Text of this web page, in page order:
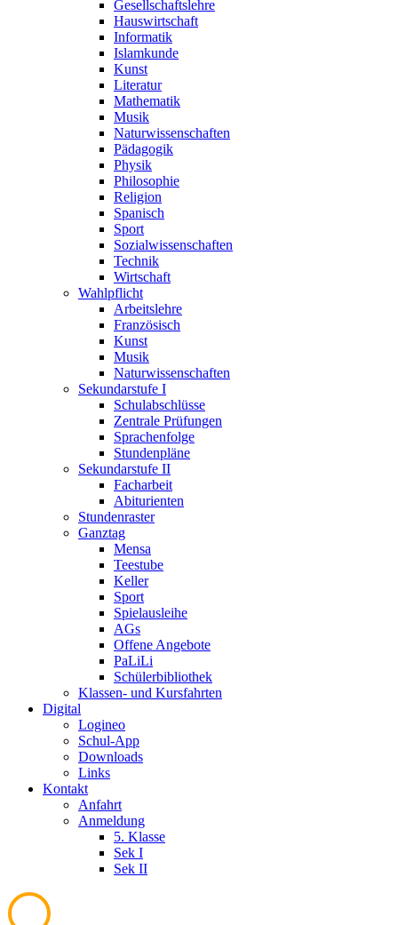
Gesellschaftslehre
Hauswirtschaft
Informatik
Islamkunde
Kunst
Literatur
Mathematik
Musik
Naturwissenschaften
Pädagogik
Physik
Philosophie
Religion
Spanisch
Sport
Sozialwissenschaften
Technik
Wirtschaft
Wahlpflicht
Arbeitslehre
Französisch
Kunst
Musik
Naturwissenschaften
Sekundarstufe I
Schulabschlüsse
Zentrale Prüfungen
Sprachenfolge
Stundenpläne
Sekundarstufe II
Facharbeit
Abiturienten
Stundenraster
Ganztag
Mensa
Teestube
Keller
Sport
Spielausleihe
AGs
Offene Angebote
PaLiLi
Schülerbibliothek
Klassen- und Kursfahrten
Digital
Logineo
Schul-App
Downloads
Links
Kontakt
Anfahrt
Anmeldung
5. Klasse
Sek I
Sek II